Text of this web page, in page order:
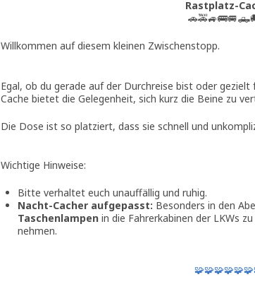
Rastplatz-
Willkommen auf diesem kleinen Zwischenstopp.
Egal, ob du gerade auf der Durchreise bist oder
Cache bietet die Gelegenheit, sich kurz die Beine zu
Die Dose ist so platziert, dass sie schnell und
Wichtige Hinweise:
Bitte verhaltet euch unauffällig und ruhig.
Nacht-Cacher aufgepasst: Besonders in den
Taschenlampen in die Fahrerkabinen der LKWs
nehmen.